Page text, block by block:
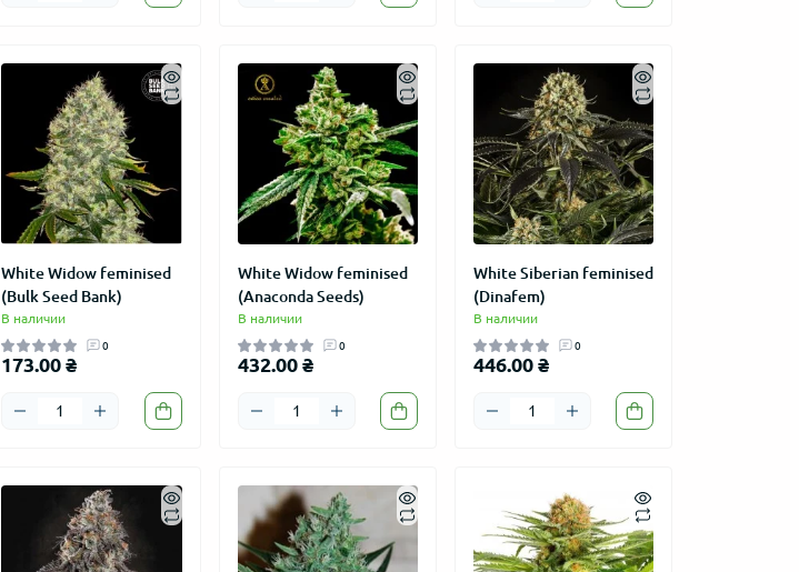
White Widow feminised
(Bulk Seed Bank)
В наличии
0
173.00 ₴
White Widow feminised
(Anaconda Seeds)
В наличии
0
432.00 ₴
White Siberian feminised
(Dinafem)
В наличии
0
446.00 ₴